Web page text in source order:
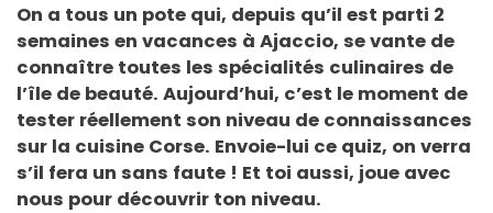
On a tous un pote qui, depuis qu’il est parti 2
semaines en vacances à Ajaccio, se vante de
connaître toutes les spécialités culinaires de
l’île de beauté. Aujourd’hui, c’est le moment de
tester réellement son niveau de connaissances
sur la cuisine Corse. Envoie-lui ce quiz, on verra
s’il fera un sans faute ! Et toi aussi, joue avec
nous pour découvrir ton niveau.